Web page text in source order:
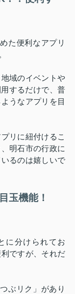
た便利なアプリ
域のイベントや
するだけで、普
うなアプリを目
リに紐付けるこ
明石市の行政に
るのは嬉しいで
玉機能！
に分けられてお
ですが、それだ
ぶリク」があり